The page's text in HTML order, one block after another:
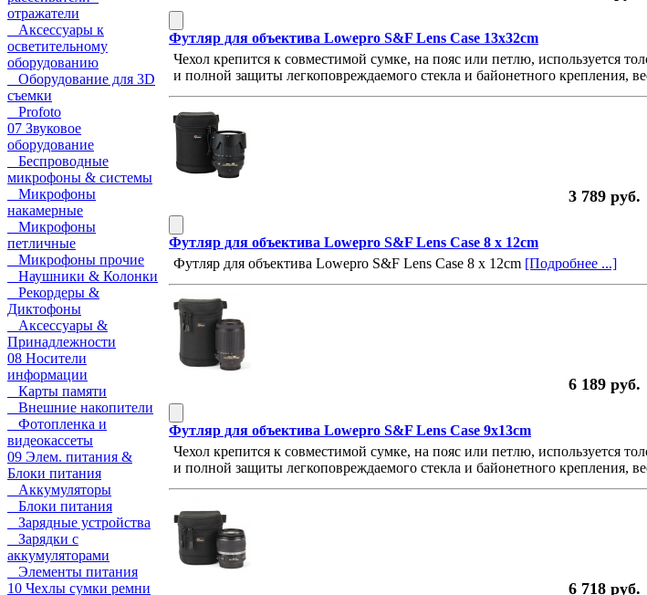
отражатели
Аксессуары к
осветительному
оборудованию
Оборудование для 3D
съемки
Profoto
07 Звуковое
оборудование
Беспроводные
микрофоны & системы
Микрофоны
накамерные
Микрофоны
петличные
Микрофоны прочие
Наушники & Колонки
Рекордеры &
Диктофоны
Аксессуары &
Принадлежности
08 Носители
информации
Карты памяти
Внешние накопители
Фотопленка и
видеокассеты
09 Элем. питания &
Блоки питания
Аккумуляторы
Блоки питания
Зарядные устройства
Зарядки с
аккумуляторами
Элементы питания
10 Чехлы сумки ремни
Футляр для объектива Lowepro S&F Lens Case 13x32cm
Чехол крепится к совместимой сумке, на пояс или петлю, используется
и полной защиты легкоповреждаемого стекла и байонетного крепления,
3 789 руб.
Футляр для объектива Lowepro S&F Lens Case 8 x 12cm
Футляр для объектива Lowepro S&F Lens Case 8 x 12cm [Подробнее ...]
6 189 руб.
Футляр для объектива Lowepro S&F Lens Case 9x13cm
Чехол крепится к совместимой сумке, на пояс или петлю, используется
и полной защиты легкоповреждаемого стекла и байонетного крепления,
6 718 руб.